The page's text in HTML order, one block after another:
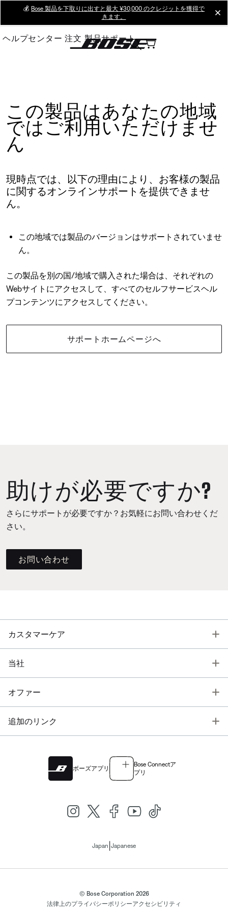
Main
💰 Bose 製品を下取りに出すと最大 ¥30,000 のクレジットを獲得で
きます。
ヘルプセンター 注文 製品サポート
この製品はあなたの地域
ではご利用いただけませ
ん
現時点では、以下の理由により、お客様の製品
に関するオンラインサポートを提供できませ
ん。
この地域では製品のバージョンはサポートされていませ
ん。
この製品を別の国/地域で購入された場合は、それぞれの
Webサイトにアクセスして、すべてのセルフサービスヘル
プコンテンツにアクセスしてください。
サポートホームページへ
助けが必要ですか?
さらにサポートが必要ですか？お気軽にお問い合わせくだ
さい。
お問い合わせ
カスタマーケア
当社
オファー
追加のリンク
ボーズアプリ
Bose Connectア
プリ
Japan Japanese
© Bose Corporation 2026
法律上のプライバシーポリシーアクセシビリティ